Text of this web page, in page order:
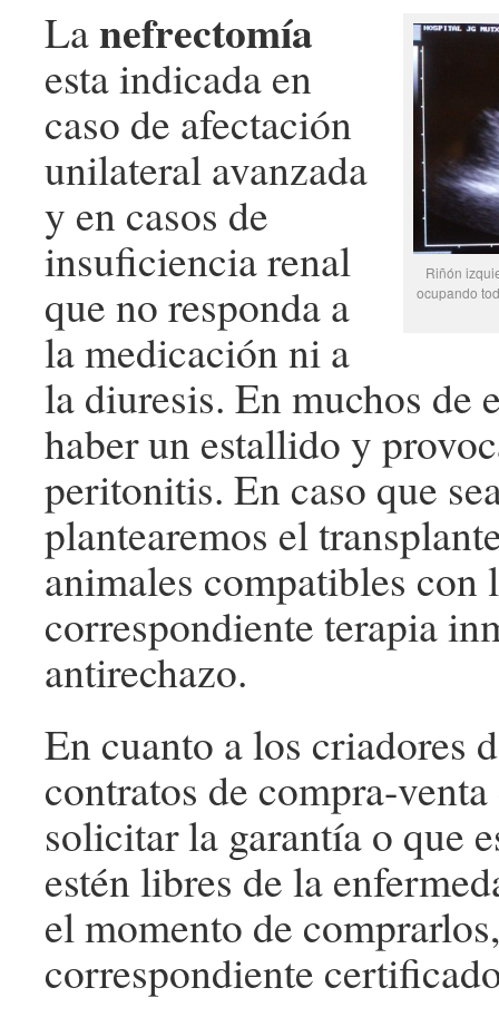
Riñón
ocupando
Lanefrectomía
esta indicada en
caso de afectación
unilateral avanzada
y en casos de
insuficiencia renal
que no responda a
la medicación ni a
la diuresis. En muchos de
haber un estallido y
peritonitis. En caso que
plantearemos el
animales compatibles con
correspondiente terapia
antirechazo.
En cuanto a los criadores
contratos de compra-
solicitar la garantía o que
estén libres de la
el momento de
correspondiente